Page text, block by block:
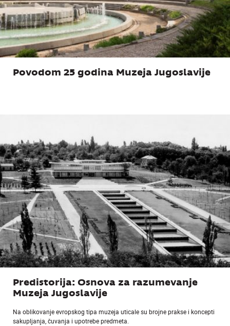
Povodom 25 godina Muzeja Jugoslavije
Predistorija: Osnova za razumevanje
Muzeja Jugoslavije
Na oblikovanje evropskog tipa muzeja uticale su brojne prakse i koncepti
sakupljanja, čuvanja i upotrebe predmeta.